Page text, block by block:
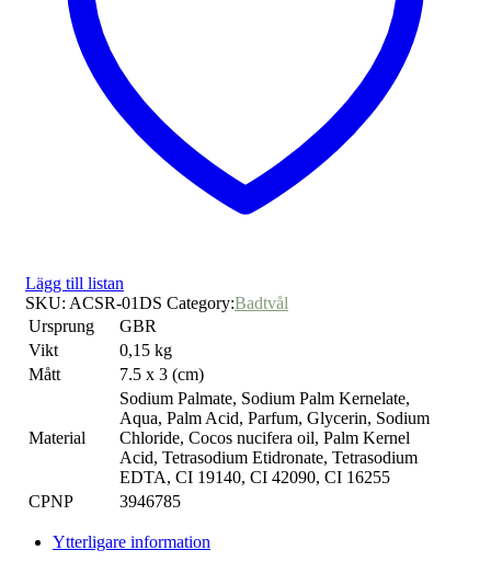
Lägg till listan
SKU: ACSR-01DS Category:Badtvål
Ursprung
GBR
Vikt
0,15 kg
Mått
7.5 x 3 (cm)
Material
Sodium Palmate, Sodium Palm Kernelate,
Aqua, Palm Acid, Parfum, Glycerin, Sodium
Chloride, Cocos nucifera oil, Palm Kernel
Acid, Tetrasodium Etidronate, Tetrasodium
EDTA, CI 19140, CI 42090, CI 16255
CPNP
3946785
Ytterligare information